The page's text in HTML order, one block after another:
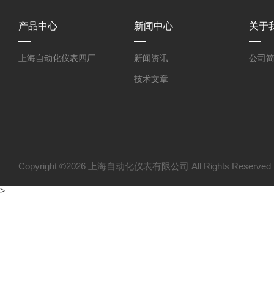
产品中心
上海自动化仪表四厂
新闻中心
新闻资讯
技术文章
关于
公司
Copyright ©2026 上海自动化仪表有限公司 All Rights
>